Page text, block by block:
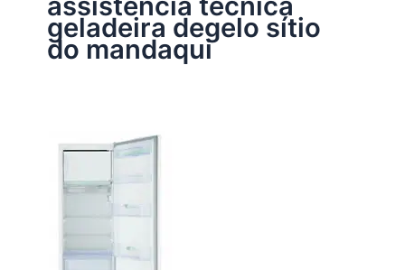
geladeira degelo sítio
do mandaqui